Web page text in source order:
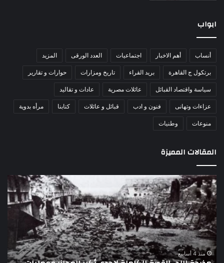
ابواب
أنساب أهم الاخبار اجتماعيات العدد الورقى المزيد
برتكول ج القاهرة بريد القراء تاريخ ومزارات حوارات و تقارير
سياسة واقتصاد القبائل عائلات مصرية عادات و تقاليد
عزاءات وتهانى فنون و ادب قبائل و عائلات كتابنا مرأه بدوية
منوعات وطنيات
المقالات المميزة
اللواء
دكتور
راضي
عبدالمعطي
يكتب:
30
يونيو
منذ 4 أسابيع